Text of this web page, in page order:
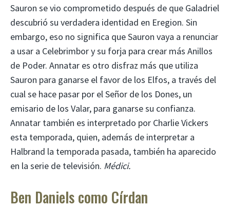
Sauron se vio comprometido después de que Galadriel
descubrió su verdadera identidad en Eregion. Sin
embargo, eso no significa que Sauron vaya a renunciar
a usar a Celebrimbor y su forja para crear más Anillos
de Poder. Annatar es otro disfraz más que utiliza
Sauron para ganarse el favor de los Elfos, a través del
cual se hace pasar por el Señor de los Dones, un
emisario de los Valar, para ganarse su confianza.
Annatar también es interpretado por Charlie Vickers
esta temporada, quien, además de interpretar a
Halbrand la temporada pasada, también ha aparecido
en la serie de televisión. Médici.
Ben Daniels como Círdan